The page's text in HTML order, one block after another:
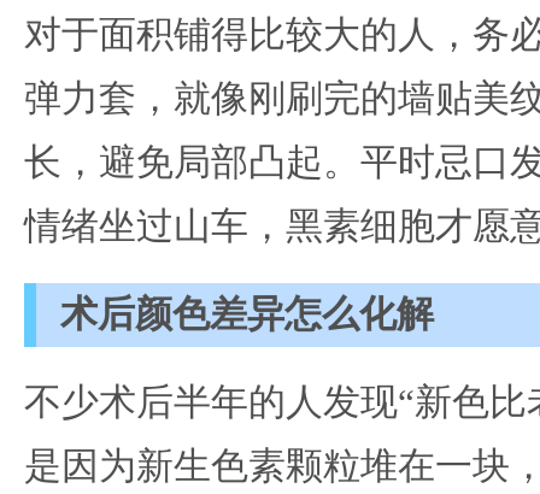
对于面积铺得比较大的人，务
弹力套，就像刚刷完的墙贴美
长，避免局部凸起。平时忌口
情绪坐过山车，黑素细胞才愿
术后颜色差异怎么化解
不少术后半年的人发现“新色
是因为新生色素颗粒堆在一块